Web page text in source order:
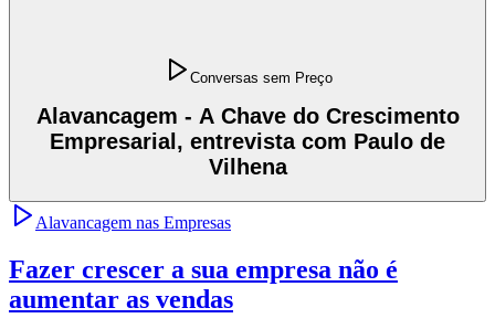
Conversas sem Preço
Alavancagem - A Chave do Crescimento
Empresarial, entrevista com Paulo de
Vilhena
Alavancagem nas Empresas
Fazer crescer a sua empresa não é
aumentar as vendas